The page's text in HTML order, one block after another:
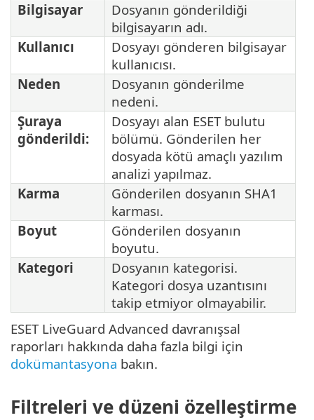
Bilgisayar
Dosyanın gönderildiği
bilgisayarın adı.
Kullanıcı
Dosyayı gönderen bilgisayar
kullanıcısı.
Neden
Dosyanın gönderilme
nedeni.
Şuraya
gönderildi:
Dosyayı alan ESET bulutu
bölümü. Gönderilen her
dosyada kötü amaçlı yazılım
analizi yapılmaz.
Karma
Gönderilen dosyanın SHA1
karması.
Boyut
Gönderilen dosyanın
boyutu.
Kategori
Dosyanın kategorisi.
Kategori dosya uzantısını
takip etmiyor olmayabilir.
ESET LiveGuard Advanced davranışsal
raporları hakkında daha fazla bilgi için
dokümantasyona bakın.
Filtreleri ve düzeni özelleştirme